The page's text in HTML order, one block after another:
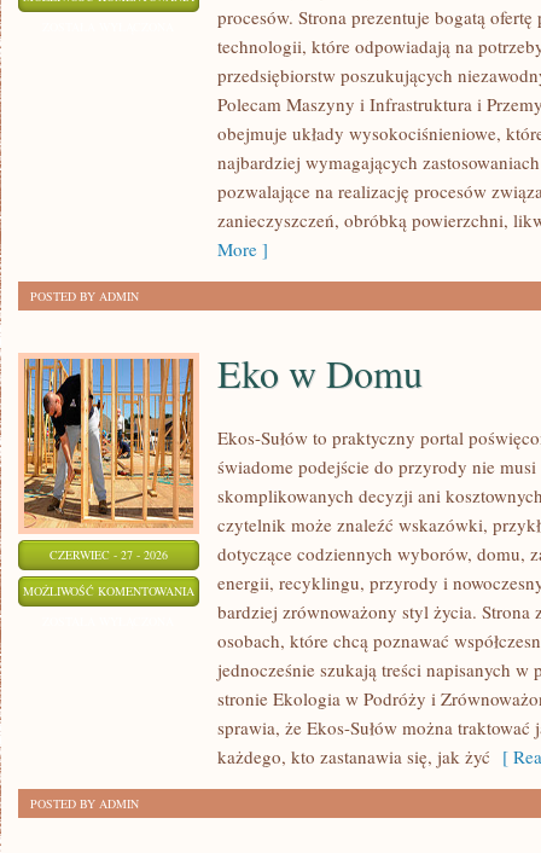
PRZEMYSŁU
procesów. Strona prezentuje bogatą ofertę
technologii, które odpowiadają na
przedsiębiorstw poszukujących
Polecam Maszyny i Infrastruktura i
obejmuje układy wysokociśnieniowe,
najbardziej wymagających
pozwalające na realizację procesów
zanieczyszczeń, obróbką powierzchni,
More ]
POSTED BY ADMIN
CZERWIEC - 27 - 2026
MOŻLIWOŚĆ KOMENTOWANIA
DOMU
Eko w Domu
Ekos-Sułów to praktyczny portal
świadome podejście do przyrody nie
skomplikowanych decyzji ani
czytelnik może znaleźć wskazówki,
dotyczące codziennych wyborów, domu,
energii, recyklingu, przyrody i
bardziej zrównoważony styl życia. Strona
osobach, które chcą poznawać
jednocześnie szukają treści napisanych w
stronie Ekologia w Podróży i
sprawia, że Ekos-Sułów można
każdego, kto zastanawia się, jak żyć [
POSTED BY ADMIN